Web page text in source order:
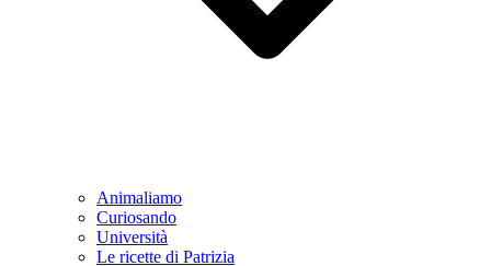
Animaliamo
Curiosando
Università
Le ricette di Patrizia